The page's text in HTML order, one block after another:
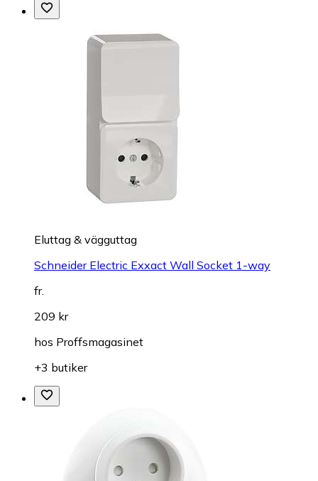
Eluttag & vägguttag
Schneider Electric Exxact Wall Socket 1-way
fr.
209 kr
hos Proffsmagasinet
+3 butiker